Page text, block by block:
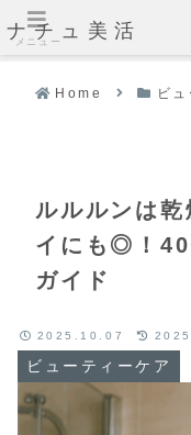
ナチュ美活
Home ビ
ルルルンは
イにも◎！40
ガイド
ビューティーケア
2025.10.07
メニュー